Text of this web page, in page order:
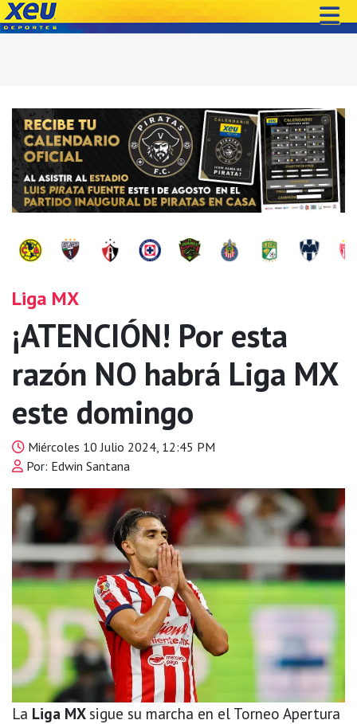
Liga MX
¡ATENCIÓN! Por esta
razón NO habrá Liga MX
este domingo
Miércoles 10 Julio 2024, 12:45 PM
Por: Edwin Santana
La Liga MX sigue su marcha en el Torneo Apertura